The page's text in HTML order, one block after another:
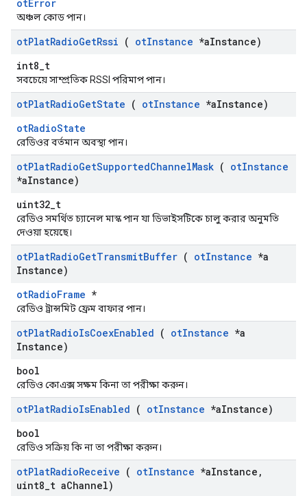
otError
অঞ্চল কোড পান।
otPlatRadioGetRssi ( otInstance *aInstance)
int8_t
সবচেয়ে সাম্প্রতিক RSSI পরিমাপ পান।
otPlatRadioGetState ( otInstance *aInstance)
otRadioState
রেডিওর বর্তমান অবস্থা পান।
otPlatRadioGetSupportedChannelMask ( otInstance
*aInstance)
uint32_t
রেডিও সমর্থিত চ্যানেল মাস্ক পান যা ডিভাইসটিকে চালু করার অনুমতি
দেওয়া হয়েছে।
otPlatRadioGetTransmitBuffer ( otInstance *a
Instance)
otRadioFrame *
রেডিও ট্রান্সমিট ফ্রেম বাফার পান।
otPlatRadioIsCoexEnabled ( otInstance *a
Instance)
bool
রেডিও কোএক্স সক্ষম কিনা তা পরীক্ষা করুন।
otPlatRadioIsEnabled ( otInstance *aInstance)
bool
রেডিও সক্রিয় কি না তা পরীক্ষা করুন।
otPlatRadioReceive ( otInstance *aInstance ,
uint8 t aChannel)